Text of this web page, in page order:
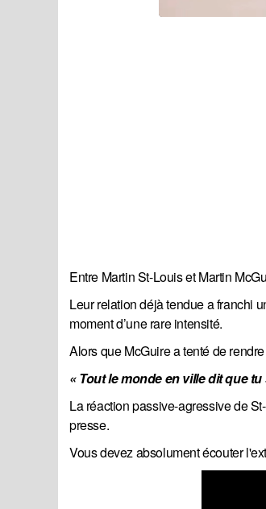
Entre Martin St-Louis et Martin
Leur relation déjà tendue a franchi
moment d’une rare intensité.
Alors que McGuire a tenté de
« Tout le monde en ville dit que
La réaction passive-agressive de
presse.
Vous devez absolument écouter